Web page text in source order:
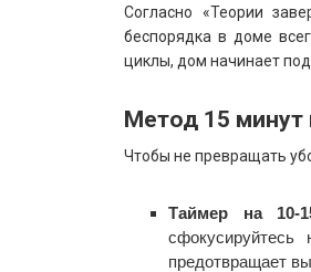
Согласно «Теории
беспорядка в доме
циклы, дом начинает
Метод 15 минут
Чтобы не превращать
Таймер на 10-
предотвращает